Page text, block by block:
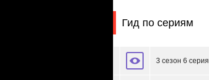
Гид по сериям
3 сезон 6 серия